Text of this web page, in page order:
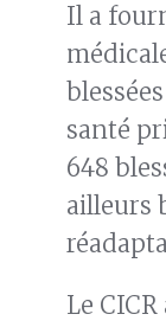
Il a
santé
648
ailleurs
Le